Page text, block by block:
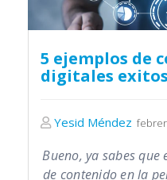
5 ejemplos de
digitales
Yesid Méndez
Bueno, ya sabes que
de contenido en la